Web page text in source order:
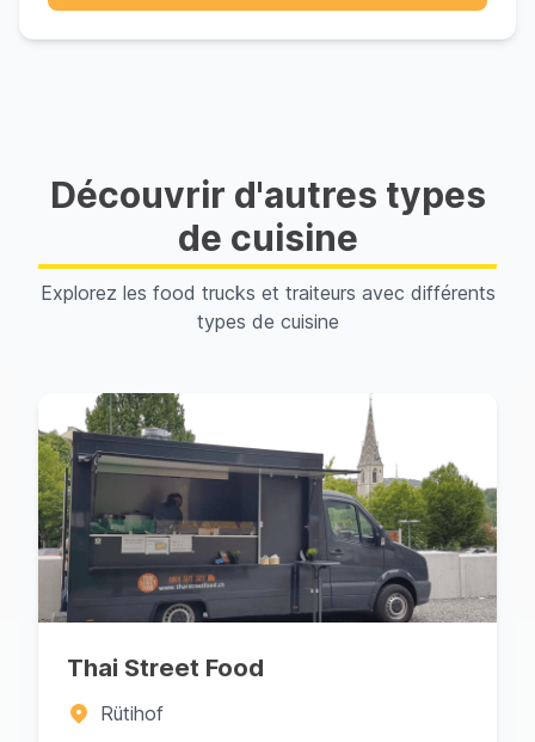
Découvrir d'autres types
de cuisine
Explorez les food trucks et traiteurs avec différents
types de cuisine
Thai Street Food
Rütihof